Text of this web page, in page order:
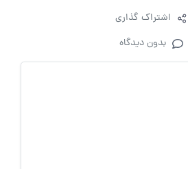
اشتراک گذاری
بدون دیدگاه